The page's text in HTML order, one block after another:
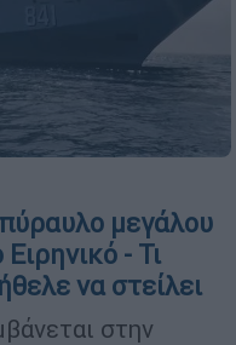
πύραυλο μεγάλου
- Τι
να στείλει
στην